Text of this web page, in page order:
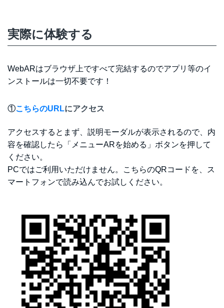
実際に体験する
WebARはブラウザ上ですべて完結するのでアプリ等のイ
ンストールは一切不要です！
①こちらのURLにアクセス
アクセスするとまず、説明モーダルが表示されるので、内
容を確認したら「メニューARを始める」ボタンを押して
ください。
PCではご利用いただけません。こちらのQRコードを、ス
マートフォンで読み込んでお試しください。